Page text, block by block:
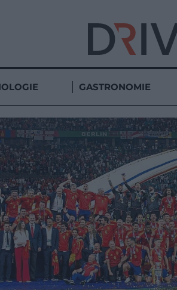
GASTRONOMIE